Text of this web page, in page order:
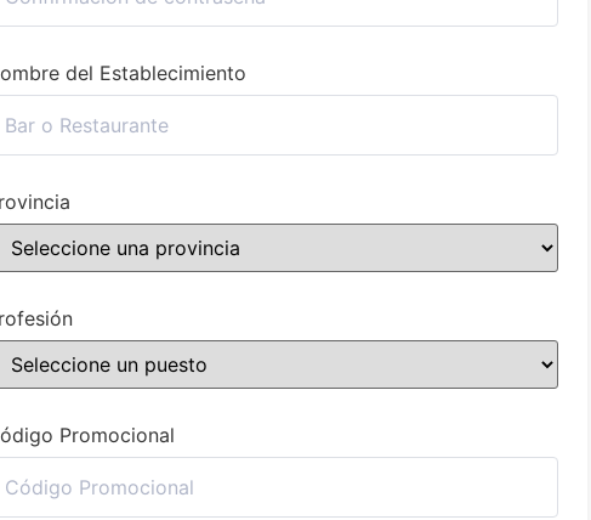
del Establecimiento
Promocional